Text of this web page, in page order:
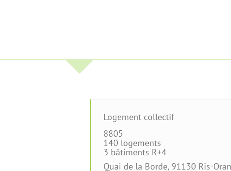
Logement collectif
8805
140 logements
3 bâtiments R+4
Quai de la Borde, 91130 Ris-